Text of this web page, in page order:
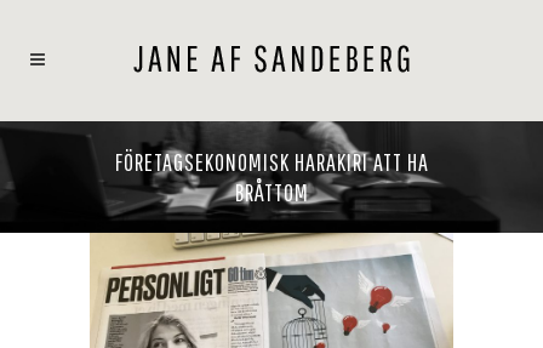
FÖRETAGSEKONOMISK HARAKIRI ATT HA
BRÅTTOM